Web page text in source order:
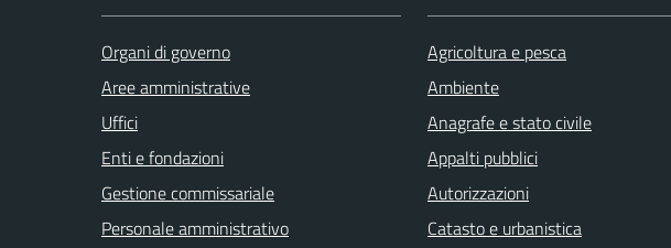
Organi di governo
Aree amministrative
Uffici
Enti e fondazioni
Gestione commissariale
Personale amministrativo
Agricoltura e pesca
Ambiente
Anagrafe e stato civile
Appalti pubblici
Autorizzazioni
Catasto e urbanistica